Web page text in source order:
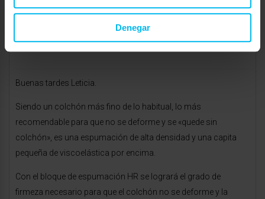
Denegar
latiendadecolchones
Buenas tardes Leticia.
Siendo un colchón más fino de lo habitual, lo más
recomendable para que no se deforme y se «quede sin
colchón», es una espumación de alta densidad y una capita
pequeña de viscoelástica por encima.
Con el bloque de espumación HR se logrará el grado de
firmeza necesario para que el colchón no se deforme y la